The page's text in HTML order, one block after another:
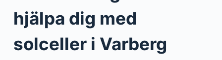
hjälpa dig med
solceller i Varberg